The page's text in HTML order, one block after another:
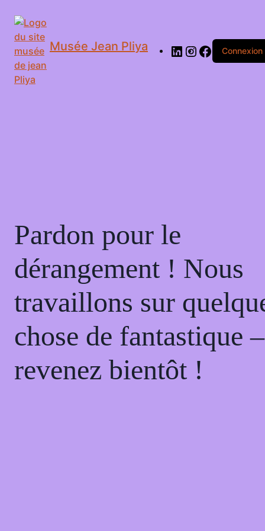
Musée Jean Pliya Connexion
Pardon pour le
dérangement ! Nous
travaillons sur
chose de fantastique –
revenez bientôt !